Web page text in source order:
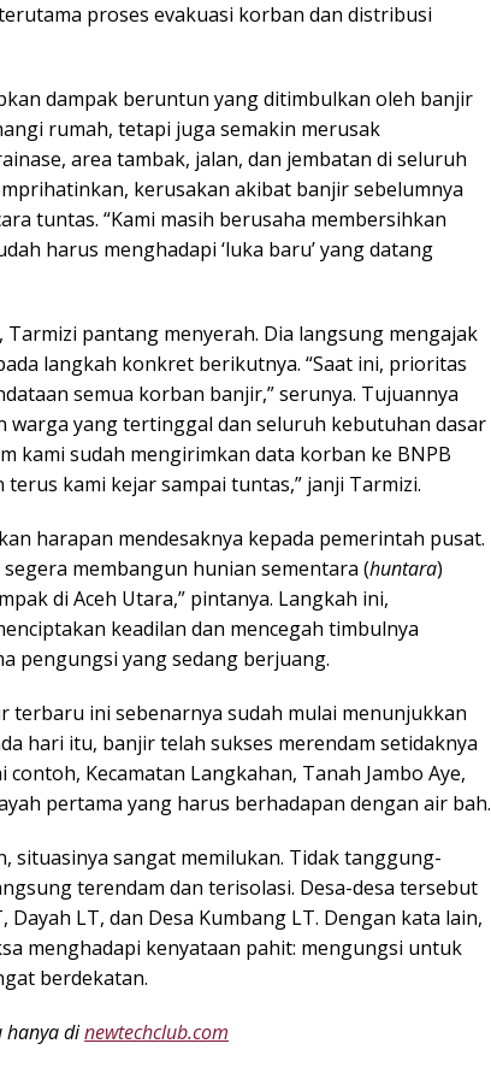
proses evakuasi korban dan distribusi
dampak beruntun yang ditimbulkan oleh banjir
rumah, tetapi juga semakin merusak
area tambak, jalan, dan jembatan di seluruh
kerusakan akibat banjir sebelumnya
tuntas. “Kami masih berusaha membersihkan
harus menghadapi ‘luka baru’ yang datang
pantang menyerah. Dia langsung mengajak
langkah konkret berikutnya. “Saat ini, prioritas
semua korban banjir,” serunya. Tujuannya
warga yang tertinggal dan seluruh kebutuhan dasar
kami sudah mengirimkan data korban ke BNPB
kami kejar sampai tuntas,” janji Tarmizi.
harapan mendesaknya kepada pemerintah pusat.
membangun hunian sementara (huntara)
di Aceh Utara,” pintanya. Langkah ini,
keadilan dan mencegah timbulnya
pengungsi yang sedang berjuang.
terbaru ini sebenarnya sudah mulai menunjukkan
hari itu, banjir telah sukses merendam setidaknya
Kecamatan Langkahan, Tanah Jambo Aye,
pertama yang harus berhadapan dengan air bah.
situasinya sangat memilukan. Tidak tanggung-
terendam dan terisolasi. Desa-desa tersebut
Dayah LT, dan Desa Kumbang LT. Dengan kata lain,
menghadapi kenyataan pahit: mengungsi untuk
berdekatan.
hanya dinewtechclub.com